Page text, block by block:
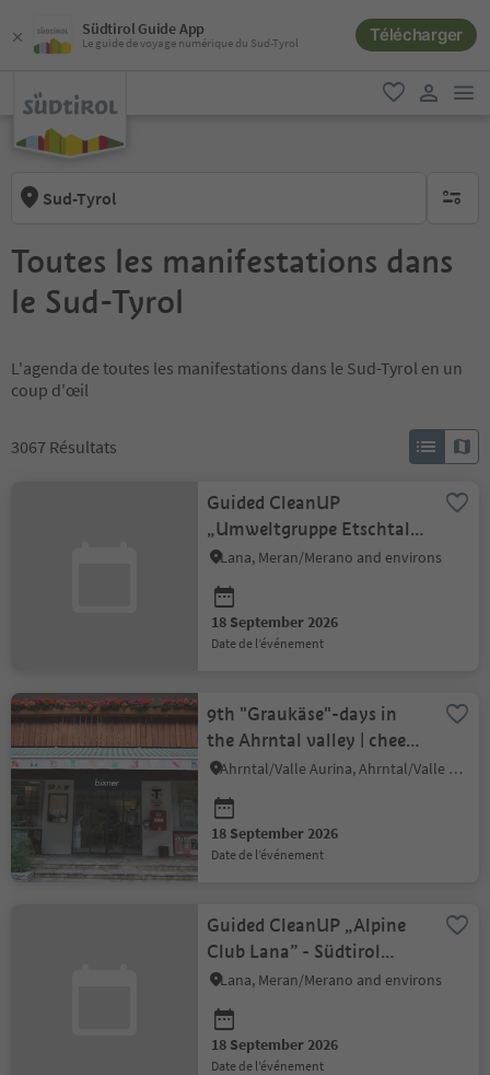
Südtirol Guide App
Le guide de voyage numérique du Sud-Tyrol Télécharger
favori
Sud-Tyrol aucun
Toutes les manifestations dans
le Sud-Tyrol
L'agenda de toutes les manifestations dans le Sud-Tyrol en un
coup d'œil
3067 Résultats
Guided CleanUP
„Umweltgruppe Etschtal”
- Südtirol CleanUp Days
Lana, Meran/Merano and environs
18 September 2026
date de l’événement
9th "Graukäse"-days in
the Ahrntal valley | cheese
tasting at Bixner
Ahrntal/Valle Aurina, Ahrntal/Valle Aurina
18 September 2026
date de l’événement
Guided CleanUP „Alpine
Club Lana” - Südtirol
CleanUp Days
Lana, Meran/Merano and environs
18 September 2026
date de l’événement